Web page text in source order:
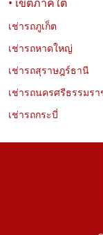
เช่ารถภูเก็ต
เช่ารถหาดใหญ่
เช่ารถสุราษฎร์ธานี
เช่ารถนครศรีธรรมรา
เช่ารถกระบี่